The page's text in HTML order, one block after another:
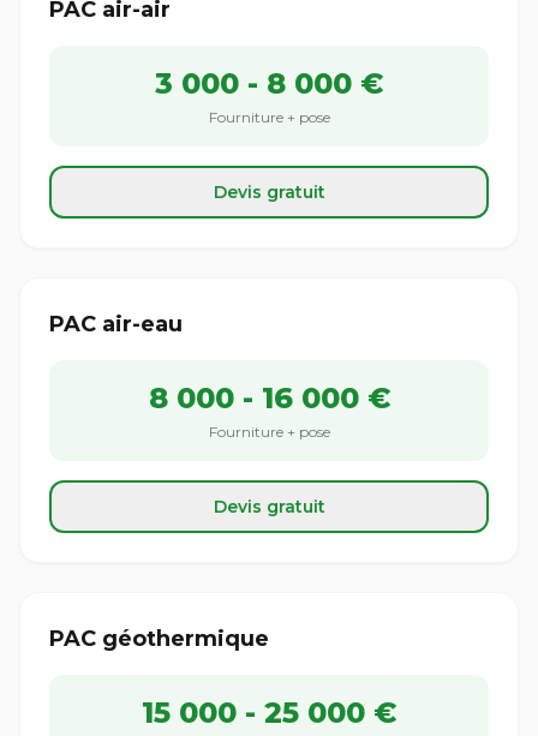
PAC air-air
3 000 - 8 000 €
Fourniture + pose
Devis gratuit
PAC air-eau
8 000 - 16 000 €
Fourniture + pose
Devis gratuit
PAC géothermique
15 000 - 25 000 €